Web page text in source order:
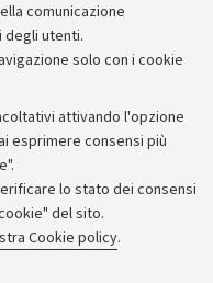
comunicazione
degli utenti.
solo con i cookie
attivando l'opzione
esprimere consensi più
lo stato dei consensi
del sito.
Cookie policy.